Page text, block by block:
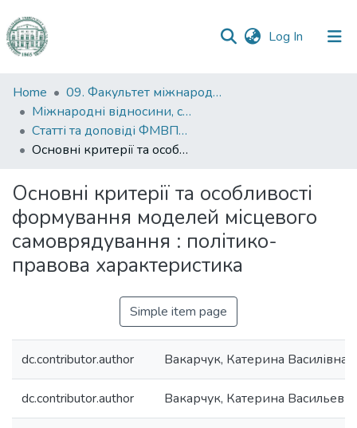
Log In (current)
Communities
&
Collections
Statistics
Home
09. Факультет міжнародних відносин, політології та соціології
Міжнародні відносини, суспільні комунікації та регіональні студії
Статті та доповіді ФМВПС (Міжнародні відносини, суспільні комунікації та регіональні студії)
Основні критерії та особливості формування моделей місцевого самоврядування : політико-правова характеристика
Основні критерії та особливості
формування моделей місцевого
самоврядування : політико-
правова характеристика
Simple item page
dc.contributor.author Вакарчук, Катерина Василівна
dc.contributor.author Вакарчук, Катерина